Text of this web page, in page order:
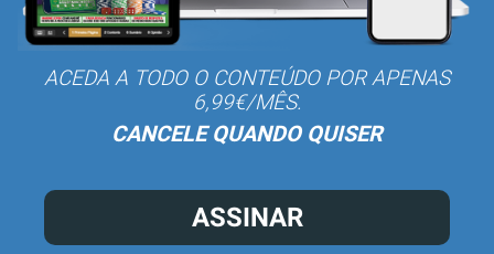
ACEDA A TODO O CONTEÚDO POR APENAS
6,99€/MÊS.
CANCELE QUANDO QUISER
ASSINAR